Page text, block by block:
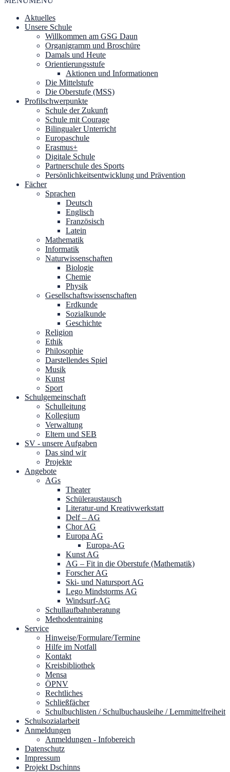
Aktuelles
Unsere Schule
Willkommen am GSG Daun
Organigramm und Broschüre
Damals und Heute
Orientierungsstufe
Aktionen und Informationen
Die Mittelstufe
Die Oberstufe (MSS)
Profilschwerpunkte
Schule der Zukunft
Schule mit Courage
Bilingualer Unterricht
Europaschule
Erasmus+
Digitale Schule
Partnerschule des Sports
Persönlichkeitsentwicklung und Prävention
Fächer
Sprachen
Deutsch
Englisch
Französisch
Latein
Mathematik
Informatik
Naturwissenschaften
Biologie
Chemie
Physik
Gesellschaftswissenschaften
Erdkunde
Sozialkunde
Geschichte
Religion
Ethik
Philosophie
Darstellendes Spiel
Musik
Kunst
Sport
Schulgemeinschaft
Schulleitung
Kollegium
Verwaltung
Eltern und SEB
SV - unsere Aufgaben
Das sind wir
Projekte
Angebote
AGs
Theater
Schüleraustausch
Literatur-und Kreativwerkstatt
Delf – AG
Chor AG
Europa AG
Europa-AG
Kunst AG
AG – Fit in die Oberstufe (Mathematik)
Forscher AG
Ski- und Natursport AG
Lego Mindstorms AG
Windsurf-AG
Schullaufbahnberatung
Methodentraining
Service
Hinweise/Formulare/Termine
Hilfe im Notfall
Kontakt
Kreisbibliothek
Mensa
ÖPNV
Rechtliches
Schließfächer
Schulbuchlisten / Schulbuchausleihe / Lernmittelfreiheit
Schulsozialarbeit
Anmeldungen
Anmeldungen - Infobereich
Datenschutz
Impressum
Projekt Dschinns